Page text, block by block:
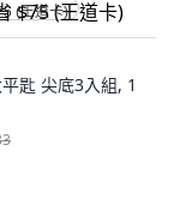
(王道卡)
匙 尖底3入組, 1